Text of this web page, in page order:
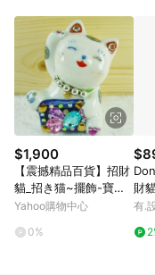
$1,900
【震撼精品百貨】招財
貓_招き猫~擺飾-寶石
【共1款】
Yahoo購物中心
0%
財
有.